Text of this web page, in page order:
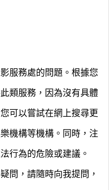
服務處的問題。根據您
類服務，因為沒有具體
可以嘗試在網上搜尋更
機構等機構。同時，注
行為的危險或建議。
問，請隨時向我提問，